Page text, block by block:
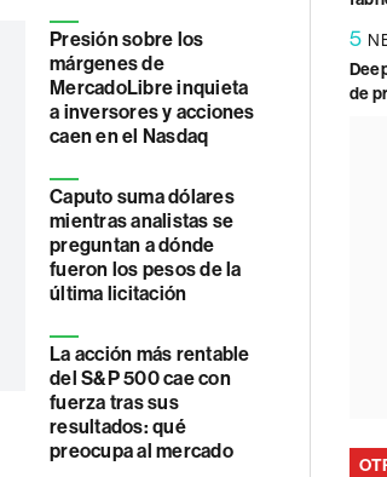
Presión sobre los
márgenes de
MercadoLibre inquieta
a inversores y acciones
caen en el Nasdaq
Caputo suma dólares
mientras analistas se
preguntan a dónde
fueron los pesos de la
última licitación
La acción más rentable
del S&P 500 cae con
fuerza tras sus
resultados: qué
preocupa al mercado
5
de